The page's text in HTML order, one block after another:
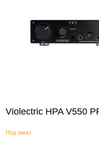
Violectric HPA V550
Под заказ